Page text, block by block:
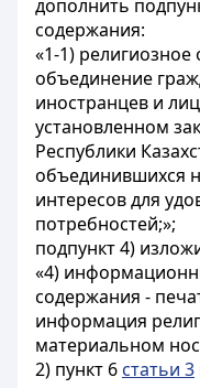
дополнить
содержания:
«1-1)
объединение
иностранцев и
установленном
Республики
объединившихся
интересов для
потребностей;»;
подпункт 4)
«4)
содержания -
информация
материальном
2) пункт 6 статьи 3